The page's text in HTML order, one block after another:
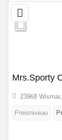
Mrs.Sporty
23968
Preisniveau